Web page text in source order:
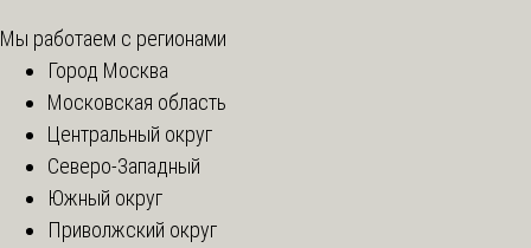
Мы работаем с регионами
Город Москва
Московская область
Центральный округ
Северо-Западный
Южный округ
Приволжский округ